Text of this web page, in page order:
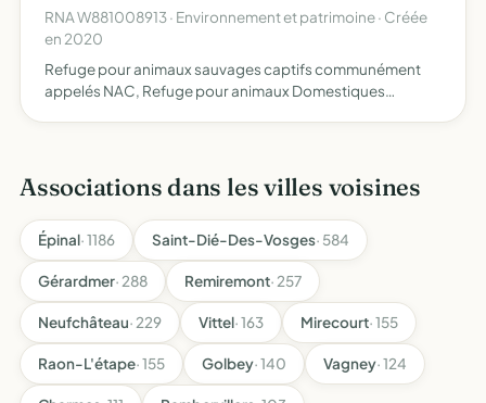
RNA W881008913 · Environnement et patrimoine · Créée
en 2020
Refuge pour animaux sauvages captifs communément
appelés NAC, Refuge pour animaux Domestiques
Associations dans les villes voisines
Épinal· 1186 Saint-Dié-Des-Vosges· 584
Gérardmer· 288 Remiremont· 257
Neufchâteau· 229 Vittel· 163 Mirecourt· 155
Raon-L'étape· 155 Golbey· 140 Vagney· 124